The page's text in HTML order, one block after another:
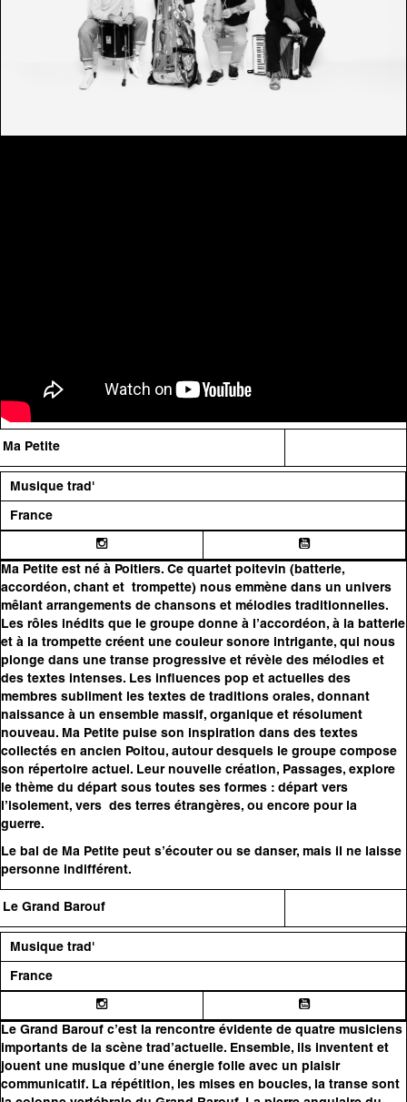
Ma Petite
Musique trad'
France
Ma Petite est né à Poitiers. Ce quartet poitevin (batterie,
accordéon, chant et trompette) nous emmène dans un univers
mêlant arrangements de chansons et mélodies traditionnelles.
Les rôles inédits que le groupe donne à l’accordéon, à la batterie
et à la trompette créent une couleur sonore intrigante, qui nous
plonge dans une transe progressive et révèle des mélodies et
des textes intenses. Les influences pop et actuelles des
membres subliment les textes de traditions orales, donnant
naissance à un ensemble massif, organique et résolument
nouveau. Ma Petite puise son inspiration dans des textes
collectés en ancien Poitou, autour desquels le groupe compose
son répertoire actuel. Leur nouvelle création, Passages, explore
le thème du départ sous toutes ses formes : départ vers
l’isolement, vers des terres étrangères, ou encore pour la
guerre.
Le bal de Ma Petite peut s’écouter ou se danser, mais il ne laisse
personne indifférent.
Le Grand Barouf
Musique trad'
France
Le Grand Barouf c’est la rencontre évidente de quatre musiciens
importants de la scène trad’actuelle. Ensemble, ils inventent et
jouent une musique d’une énergie folle avec un plaisir
communicatif. La répétition, les mises en boucles, la transe sont